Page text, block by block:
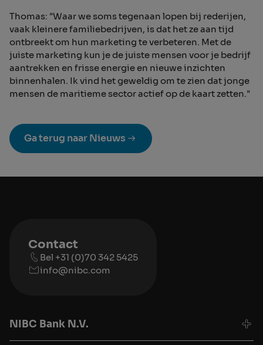
Thomas: "Waar we soms tegenaan lopen bij rederijen,
vaak kleinere familiebedrijven, is dat het ze aan tijd
ontbreekt om hun marketing te verbeteren. Met de
juiste marketing kun je de juiste mensen voor je bedrijf
aantrekken en frisse energie en nieuwe inzichten
binnenhalen. Ik vind het geweldig om te zien dat jonge
mensen de maritieme sector actief op de kaart zetten."
Ga terug naar Nieuws
Contact
Bel +31 (0)70 342 5425
info@nibc.com
NIBC Bank N.V.